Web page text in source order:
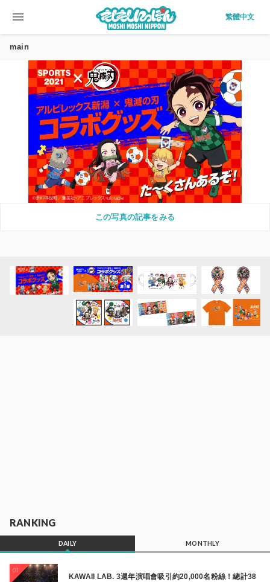
menu 繁體中文
main
この写真の記事をみる
RANKING
DAILY MONTHLY
01
KAWAII LAB. 3週年演唱會吸引約20,000名粉絲！總計38